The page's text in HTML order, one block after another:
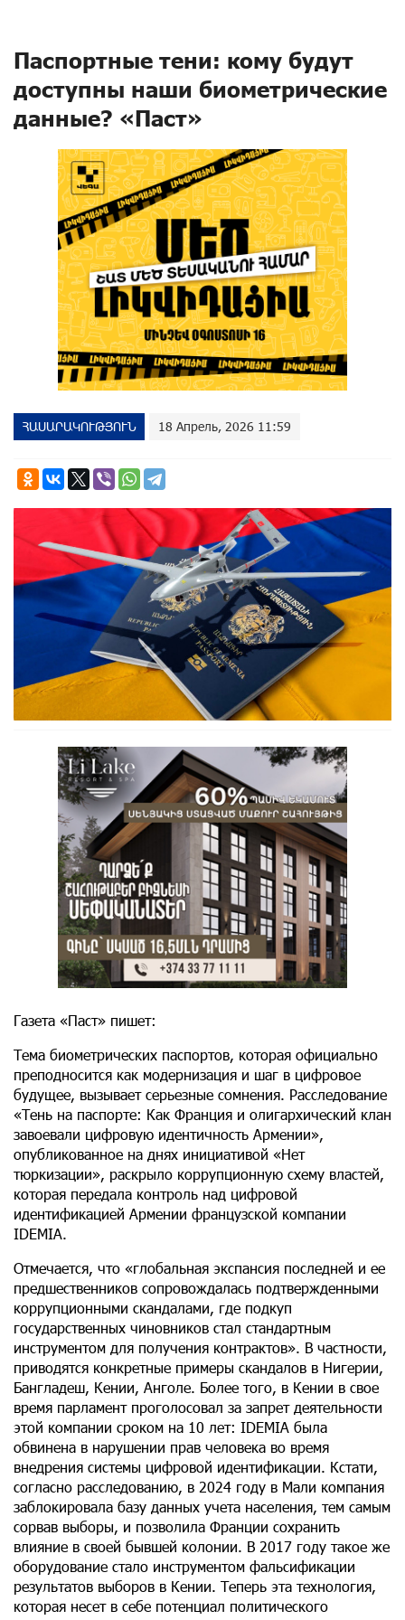
Паспортные тени: кому будут
доступны наши биометрические
данные? «Паст»
ՀԱՍԱՐԱԿՈՒԹՅՈՒՆ 18 Апрель, 2026 11:59
Газета «Паст» пишет:
Тема биометрических паспортов, которая официально
преподносится как модернизация и шаг в цифровое
будущее, вызывает серьезные сомнения. Расследование
«Тень на паспорте։ Как Франция и олигархический клан
завоевали цифровую идентичность Армении»,
опубликованное на днях инициативой «Нет
тюркизации», раскрыло коррупционную схему властей,
которая передала контроль над цифровой
идентификацией Армении французской компании
IDEMIA.
Отмечается, что «глобальная экспансия последней и ее
предшественников сопровождалась подтвержденными
коррупционными скандалами, где подкуп
государственных чиновников стал стандартным
инструментом для получения контрактов». В частности,
приводятся конкретные примеры скандалов в Нигерии,
Бангладеш, Кении, Анголе. Более того, в Кении в свое
время парламент проголосовал за запрет деятельности
этой компании сроком на 10 лет: IDEMIA была
обвинена в нарушении прав человека во время
внедрения системы цифровой идентификации. Кстати,
согласно расследованию, в 2024 году в Мали компания
заблокировала базу данных учета населения, тем самым
сорвав выборы, и позволила Франции сохранить
влияние в своей бывшей колонии. В 2017 году такое же
оборудование стало инструментом фальсификации
результатов выборов в Кении. Теперь эта технология,
которая несет в себе потенциал политического